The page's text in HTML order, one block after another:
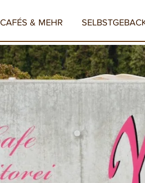
CAFÉS & MEHR